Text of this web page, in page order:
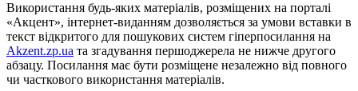
Використання будь-яких матеріалів, розміщених на порталі
«Акцент», інтернет-виданням дозволяється за умови вставки в
текст відкритого для пошукових систем гіперпосилання на
Akzent.zp.ua та згадування першоджерела не нижче другого
абзацу. Посилання має бути розміщене незалежно від повного
чи часткового використання матеріалів.